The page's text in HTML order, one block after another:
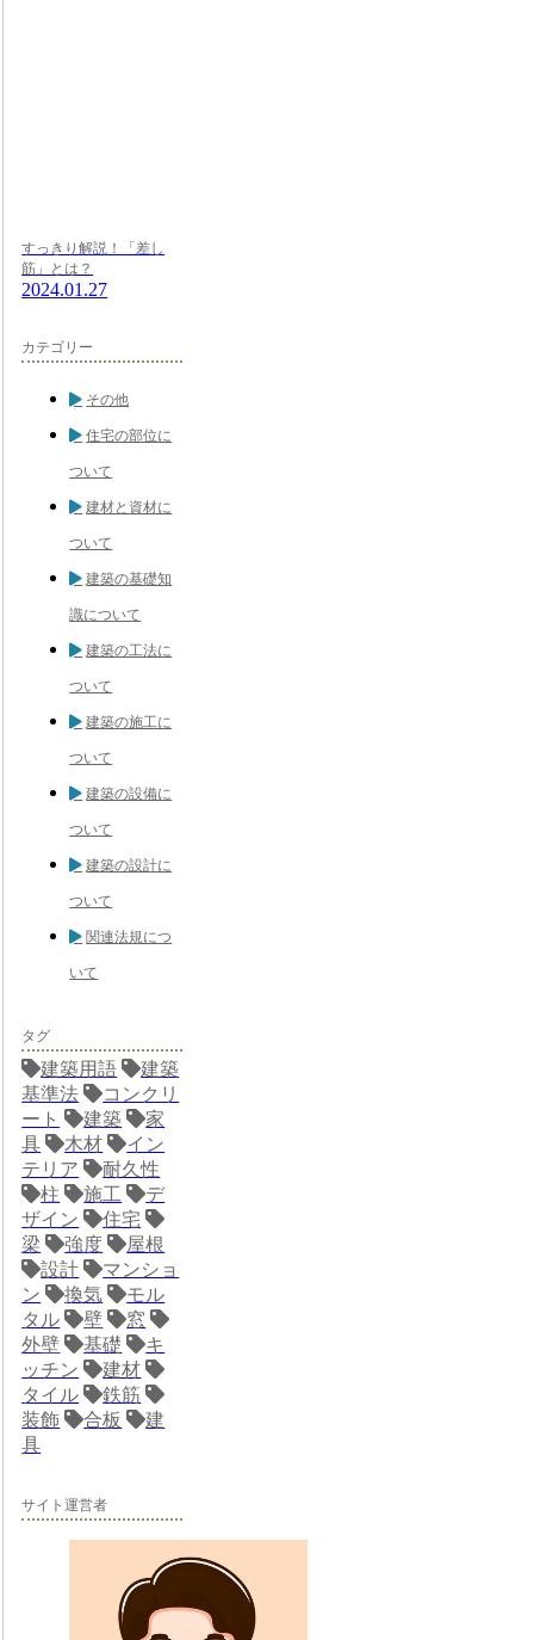
すっきり解説！「差し
筋」とは？
2024.01.27
カテゴリー
その他
住宅の部位に
ついて
建材と資材に
ついて
建築の基礎知
識について
建築の工法に
ついて
建築の施工に
ついて
建築の設備に
ついて
建築の設計に
ついて
関連法規につ
いて
タグ
建築用語
建築
基準法
コンクリ
ート
建築
家
具
木材
イン
テリア
耐久性
柱
施工
デ
ザイン
住宅
梁
強度
屋根
設計
マンショ
ン
換気
モル
タル
壁
窓
外壁
基礎
キ
ッチン
建材
タイル
鉄筋
装飾
合板
建
具
サイト運営者